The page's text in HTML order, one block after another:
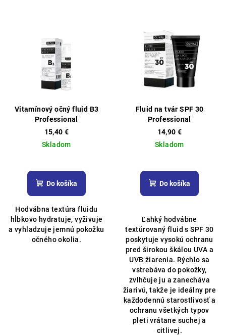
Vitamínový očný fluid B3
Professional
15,40 €
Skladom
hodnotenie
produktu
z
5
hviezdičiek.
Do košíka
Hodvábna textúra fluidu
hĺbkovo hydratuje, vyživuje
a vyhladzuje jemnú pokožku
očného okolia.
Fluid na tvár SPF 30
Professional
14,90 €
Skladom
hodnotenie
produktu
5
hviezdičiek.
Do košíka
Ľahký hodvábne
textúrovaný fluid s SPF 30
poskytuje vysokú ochranu
pred širokou škálou UVA a
UVB žiarenia. Rýchlo sa
vstrebáva do pokožky,
zvlhčuje ju a zanecháva
žiarivú, takže je ideálny pre
každodennú starostlivosť a
ochranu všetkých typov
pleti vrátane suchej a
citlivej.